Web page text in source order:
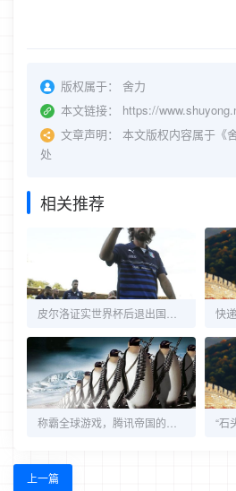
版权属于：
舍力
本文链接：
https://
文章声明：
本文版权内容属于《
处
相关推荐
上一篇